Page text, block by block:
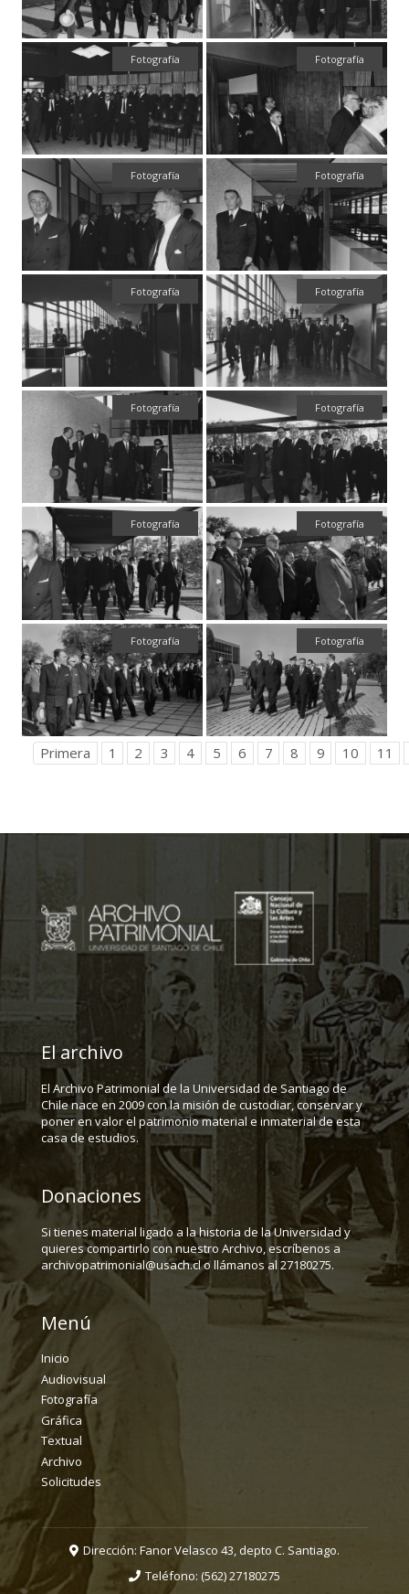
Fotografía Fotografía
Fotografía Fotografía
Fotografía Fotografía
Fotografía Fotografía
Fotografía Fotografía
Fotografía Fotografía
Primera 1 2 3 4 5 6 7 8 9 10 11
El archivo
El Archivo Patrimonial de la Universidad de Santiago de
Chile nace en 2009 con la misión de custodiar, conservar y
poner en valor el patrimonio material e inmaterial de esta
casa de estudios.
Donaciones
Si tienes material ligado a la historia de la Universidad y
quieres compartirlo con nuestro Archivo, escríbenos a
archivopatrimonial@usach.cl o llámanos al 27180275.
Menú
Inicio
Audiovisual
Fotografía
Gráfica
Textual
Archivo
Solicitudes
Dirección: Fanor Velasco 43, depto C. Santiago.
Teléfono: (562) 27180275